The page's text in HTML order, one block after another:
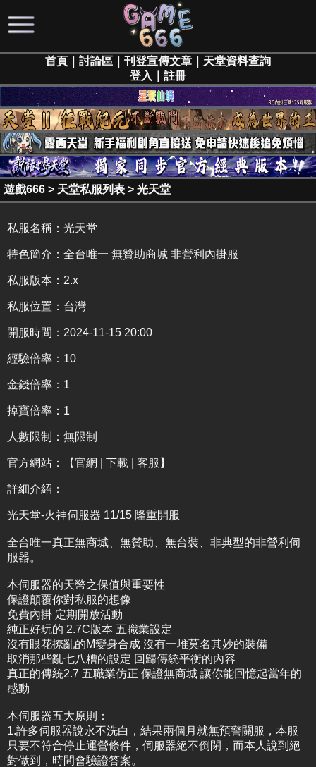
首頁 討論區 刊登宣傳文章
天堂資料查詢
登入
註冊
遊戲666 > 天堂私服列表 > 光天堂
私服名稱： 光天堂
特色簡介： 全台唯一 無贊助商城 非營利內掛服
私服版本：2.x
私服位置：台灣
開服時間：2024-11-15 20:00
經驗倍率：10
金錢倍率：1
掉寶倍率：1
人數限制：無限制
官方網站： 【官網 | 下載 | 客服】
詳細介紹 ：
光天堂-火神伺服器 11/15 隆重開服
全台唯一真正無商城、無贊助、無台裝、非典型的非營利伺
服器。
本伺服器的天幣之保值與重要性
保證顛覆你對私服的想像
免費內掛 定期開放活動
純正好玩的 2.7C版本 五職業設定
沒有眼花撩亂的M變身合成 沒有一堆莫名其妙的裝備
取消那些亂七八糟的設定 回歸傳統平衡的內容
真正的傳統2.7 五職業仿正 保證無商城 讓你能回憶起當年的
感動
本伺服器五大原則：
1.許多伺服器說永不洗白，結果兩個月就無預警關服，本服
只要不符合停止運營條件，伺服器絕不倒閉，而本人說到絕
對做到，時間會驗證答案。